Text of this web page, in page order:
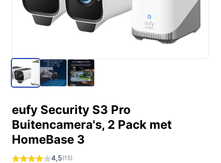
eufy Security S3 Pro
Buitencamera's, 2 Pack met
HomeBase 3
4,5(15)